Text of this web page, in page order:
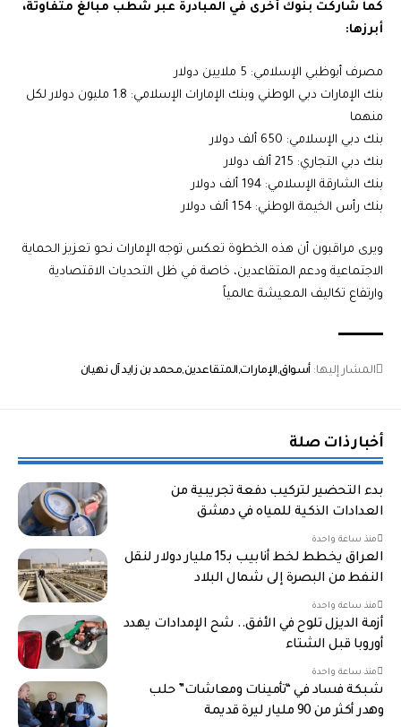
كما شاركت بنوك أخرى في المبادرة عبر شطب مبالغ متفاوتة،
أبرزها:
مصرف أبوظبي الإسلامي: 5 ملايين دولار
بنك الإمارات دبي الوطني وبنك الإمارات الإسلامي: 1.8 مليون دولار لكل
منهما
بنك دبي الإسلامي: 650 ألف دولار
بنك دبي التجاري: 215 ألف دولار
بنك الشارقة الإسلامي: 194 ألف دولار
بنك رأس الخيمة الوطني: 154 ألف دولار
ويرى مراقبون أن هذه الخطوة تعكس توجه الإمارات نحو تعزيز الحماية
الاجتماعية ودعم المتقاعدين، خاصة في ظل التحديات الاقتصادية
وارتفاع تكاليف المعيشة عالمياً
المشار إليها: أسواق الإمارات المتقاعدينمحمد بن زايد آل نهيان
أخبار ذات صلة
بدء التحضير لتركيب دفعة تجريبية من
العدادات الذكية للمياه في دمشق
منذ ساعة واحدة
العراق يخطط لخط أنابيب بـ15 مليار دولار لنقل
النفط من البصرة إلى شمال البلاد
منذ ساعة واحدة
أزمة الديزل تلوح في الأفق.. شح الإمدادات يهدد
أوروبا قبل الشتاء
منذ ساعة واحدة
شبكة فساد في “تأمينات ومعاشات” حلب
وهدر أكثر من 90 مليار ليرة قديمة